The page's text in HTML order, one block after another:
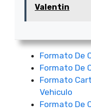
Valentin
Formato De
Formato De
Formato
Vehiculo
Formato De